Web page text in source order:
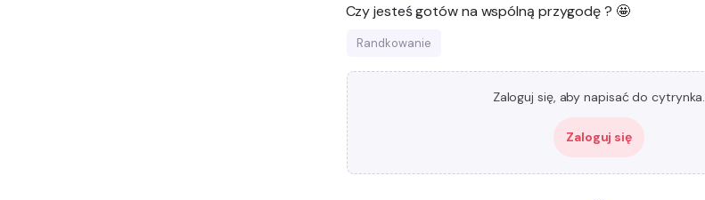
Czy jesteś gotów na wspólną przygodę ? 🤩
Randkowanie
Zaloguj się, aby napisać do cytrynka.
Zaloguj się